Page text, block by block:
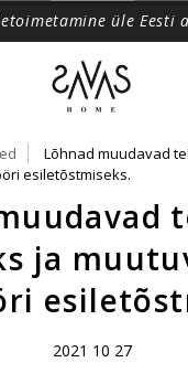
üle Eesti
Lõhnad muudavad
esiletõstmiseks.
ja
2021 10 27